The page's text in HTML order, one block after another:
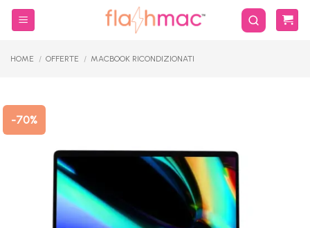
Salta
HOME / OFFERTE / MACBOOK RICONDIZIONATI
-70%